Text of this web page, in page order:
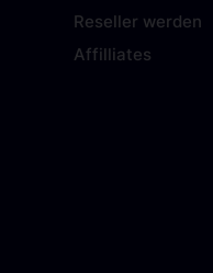
Reseller werden
Affilliates